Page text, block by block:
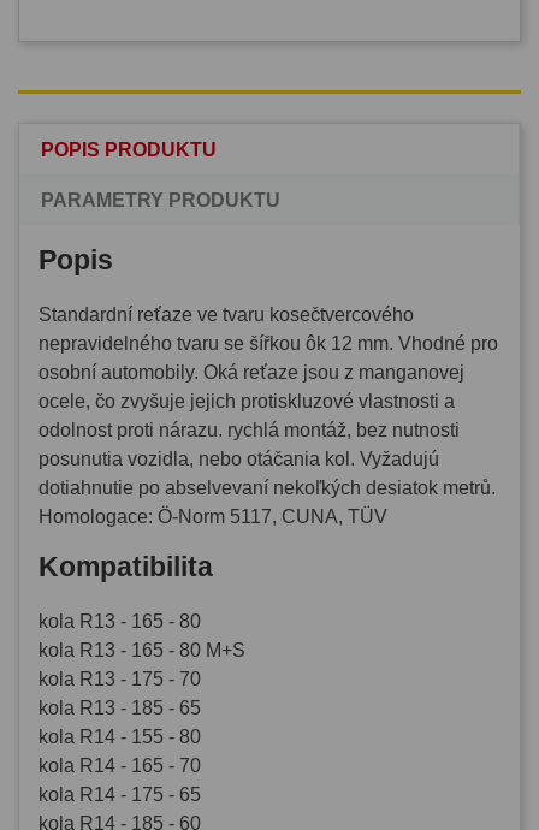
POPIS PRODUKTU
PARAMETRY PRODUKTU
Popis
Standardní reťaze ve tvaru kosečtvercového
nepravidelného tvaru se šířkou ôk 12 mm. Vhodné pro
osobní automobily. Oká reťaze jsou z manganovej
ocele, čo zvyšuje jejich protiskluzové vlastnosti a
odolnost proti nárazu. rychlá montáž, bez nutnosti
posunutia vozidla, nebo otáčania kol. Vyžadujú
dotiahnutie po abselvevaní nekoľkých desiatok metrů.
Homologace: Ö-Norm 5117, CUNA, TÜV
Kompatibilita
kola R13 - 165 - 80
kola R13 - 165 - 80 M+S
kola R13 - 175 - 70
kola R13 - 185 - 65
kola R14 - 155 - 80
kola R14 - 165 - 70
kola R14 - 175 - 65
kola R14 - 185 - 60